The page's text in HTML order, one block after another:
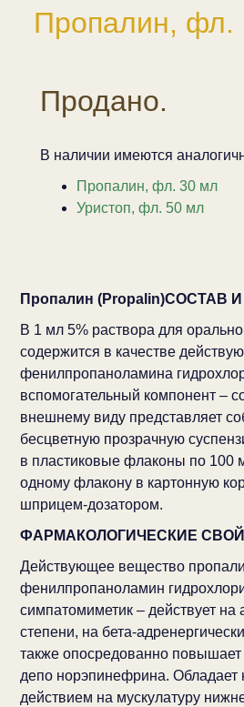
Пропалин, фл.
Продано.
В наличии имеются
Пропалин, фл. 30 мл
Уристоп, фл. 50 мл
Пропалин (Propalin)СОСТАВ
В 1 мл 5% раствора для
содержится в качестве
фенилпропаноламина
вспомогательный компонент –
внешнему виду представляет
бесцветную прозрачную
в пластиковые флаконы по 100
одному флакону в картонную
шприцем-дозатором.
ФАРМАКОЛОГИЧЕСКИЕ
Действующее вещество
фенилпропаноламин
симпатомиметик – действует
степени, на бета-
также опосредованно
депо норэпинефрина. Обладает
действием на мускулатуру